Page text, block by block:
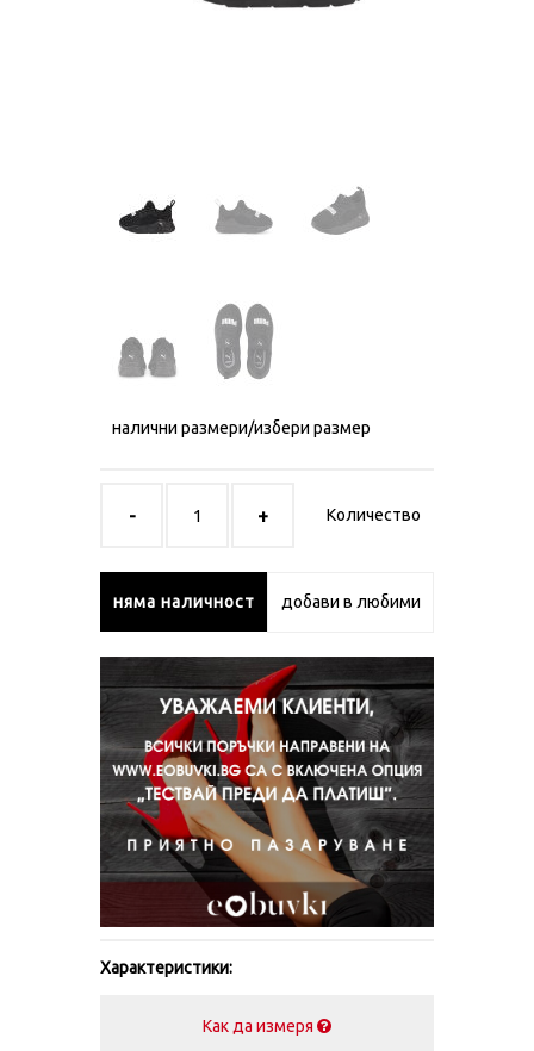
налични размери/избери размер
Количество
няма наличност добави в любими
Характеристики:
Как да измеря